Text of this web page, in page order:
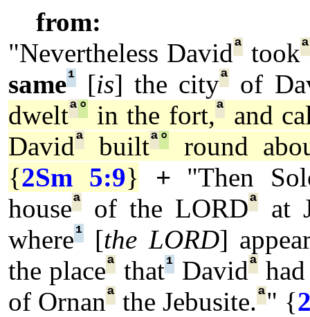
from:
"Nevertheless Davidªtookª
same¹ [is] the cityª
of
dweltª° in the fort,ª and
Davidª builtª°
round
{2Sm 5:9} +
"Then
houseª of the LORDª
at
where¹ [the LORD]
the placeª that¹Davidªhad
of Ornanª the Jebusite.ª" {